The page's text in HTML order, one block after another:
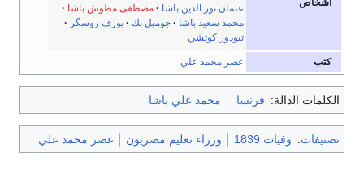
عثمان نور الدين باشا
مصطفى مطوش باشا
محمد سعيد باشا
جوميل بك
يوزف روسگر
تيودور كوتشي
عصر محمد علي
الدالة: فرنسا محمد علي باشا
: وفيات 1839 وزراء تعليم مصريون عصر محمد علي